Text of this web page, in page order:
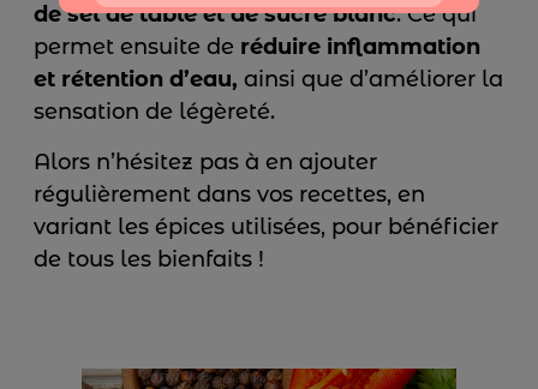
de sel de table et de sucre blanc. Ce qui
permet ensuite de réduire inflammation
et rétention d’eau, ainsi que d’améliorer la
sensation de légèreté.
Alors n’hésitez pas à en ajouter
régulièrement dans vos recettes, en
variant les épices utilisées, pour bénéficier
de tous les bienfaits !